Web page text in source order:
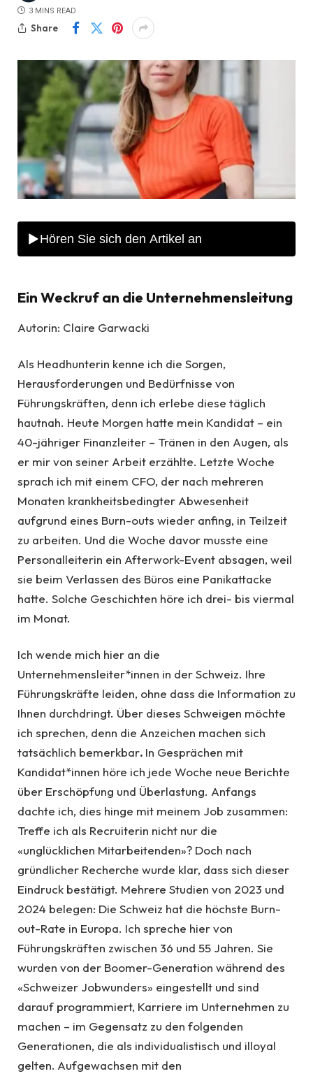
3 MINS READ
Share
Ein Weckruf an die Unternehmensleitung
Autorin: Claire Garwacki
Als Headhunterin kenne ich die Sorgen,
Herausforderungen und Bedürfnisse von
Führungskräften, denn ich erlebe diese täglich
hautnah. Heute Morgen hatte mein Kandidat – ein
40-jähriger Finanzleiter – Tränen in den Augen, als
er mir von seiner Arbeit erzählte. Letzte Woche
sprach ich mit einem CFO, der nach mehreren
Monaten krankheitsbedingter Abwesenheit
aufgrund eines Burn-outs wieder anfing, in Teilzeit
zu arbeiten. Und die Woche davor musste eine
Personalleiterin ein Afterwork-Event absagen, weil
sie beim Verlassen des Büros eine Panikattacke
hatte. Solche Geschichten höre ich drei- bis viermal
im Monat.
Ich wende mich hier an die
Unternehmensleiter*innen in der Schweiz. Ihre
Führungskräfte leiden, ohne dass die Information zu
Ihnen durchdringt. Über dieses Schweigen möchte
ich sprechen, denn die Anzeichen machen sich
tatsächlich bemerkbar. In Gesprächen mit
Kandidat*innen höre ich jede Woche neue Berichte
über Erschöpfung und Überlastung. Anfangs
dachte ich, dies hinge mit meinem Job zusammen:
Treffe ich als Recruiterin nicht nur die
«unglücklichen Mitarbeitenden»? Doch nach
gründlicher Recherche wurde klar, dass sich dieser
Eindruck bestätigt. Mehrere Studien von 2023 und
2024 belegen: Die Schweiz hat die höchste Burn-
out-Rate in Europa. Ich spreche hier von
Führungskräften zwischen 36 und 55 Jahren. Sie
wurden von der Boomer-Generation während des
«Schweizer Jobwunders» eingestellt und sind
darauf programmiert, Karriere im Unternehmen zu
machen – im Gegensatz zu den folgenden
Generationen, die als individualistisch und illoyal
gelten. Aufgewachsen mit den